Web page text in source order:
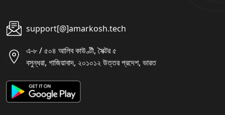
support[@]amarkosh.tech
এ-৮ / ৫০৪ আলিব কাউণ্টী, সৈক্টর ৫
বসুন্ধরা, গাজিয়াবাদ, ২০১০১২ উত্তর প্রদেশ, ভারত